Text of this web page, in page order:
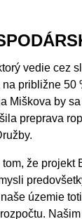
vedie cez
približne 50
Miškova by
preprava
že projekt
územie